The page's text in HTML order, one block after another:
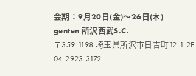
会期：9月20日(金)～26日(木)
genten 所沢西武S.C.
〒359-1198 埼玉県所沢市日吉町12-1 2F
04-2923-3172